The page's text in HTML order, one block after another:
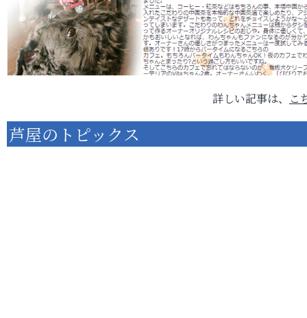
詳しい記事は、 こ
芦屋のトピックス